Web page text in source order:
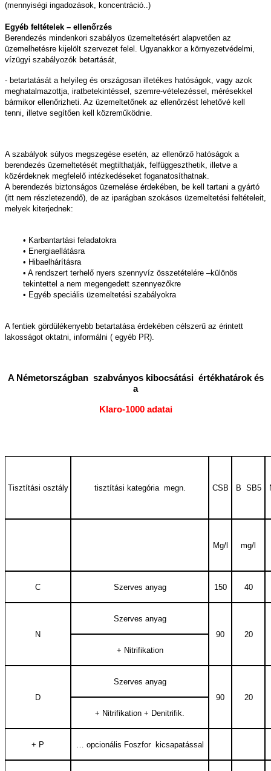
(mennyiségi ingadozások, koncentráció..)
Egyéb feltételek – ellenőrzés
Berendezés mindenkori szabályos üzemeltetésért alapvetően az
üzemelhetésre kijelölt szervezet felel. Ugyanakkor a környezetvédelmi,
vízügyi szabályozók betartását,
- betartatását a helyileg és országosan illetékes hatóságok, vagy azok
meghatalmazottja, iratbetekintéssel, szemre-vételezéssel, mérésekkel
bármikor ellenőrizheti. Az üzemeltetőnek az ellenőrzést lehetővé kell
tenni, illetve segítően kell közreműködnie.
A szabályok súlyos megszegése esetén, az ellenőrző hatóságok a
berendezés üzemeltetését megtilthatják, felfüggeszthetik, illetve a
közérdeknek megfelelő intézkedéseket foganatosíthatnak.
A berendezés biztonságos üzemelése érdekében, be kell tartani a gyártó
(itt nem részletezendő), de az iparágban szokásos üzemeltetési feltételeit,
melyek kiterjednek:
• Karbantartási feladatokra
• Energiaellátásra
• Hibaelhárításra
• A rendszert terhelő nyers szennyvíz összetételére –különös
tekintettel a nem megengedett szennyezőkre
• Egyéb speciális üzemeltetési szabályokra
A fentiek gördülékenyebb betartatása érdekében célszerű az érintett
lakosságot oktatni, informálni ( egyéb PR).
A Németországban szabványos kibocsátási értékhatárok és
a
Klaro-1000 adatai
Tisztítási osztály tisztítási kategória megn. CSB B SB5
Mg/l mg/l
C Szerves anyag 150 40
N
Szerves anyag
90
20
+ Nitrifikation
D
Szerves anyag
90
20
+ Nitrifikation + Denitrifik.
+ P … opcionális Foszfor kicsapatással